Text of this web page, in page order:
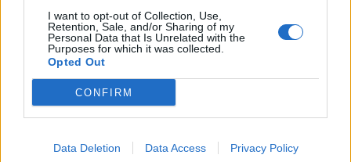
I want to opt-out of Collection, Use,
Retention, Sale, and/or Sharing of my
Personal Data that Is Unrelated with the
Purposes for which it was collected.
Opted Out
CONFIRM
Data Deletion Data Access Privacy Policy